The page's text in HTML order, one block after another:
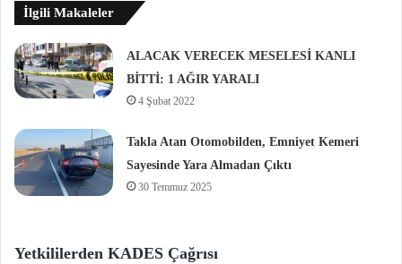
İlgili Makaleler
ALACAK VERECEK MESELESİ KANLI
BİTTİ: 1 AĞIR YARALI
4 Şubat 2022
Takla Atan Otomobilden, Emniyet Kemeri
Sayesinde Yara Almadan Çıktı
30 Temmuz 2025
Yetkililerden KADES Çağrısı